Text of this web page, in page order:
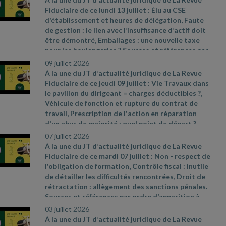
n° 2026- 534 du 25 juin 2026 relative à la lutte
contre les fraudes sociales et fiscales- Décret
2026- 544 du 25 juin 2026, JO du 27-
https://www.economie.gouv.fr/dgccrf/actualites
dgccrf/renovation- energetique- le- gerant-
condamne- une
Fiduciaire de ce lundi 13 juillet : Élu au CSE
d'établissement et heures de délégation, Faute
de gestion : le lien avec l’insuffisance d’actif doit
être démontré, Emballages : une nouvelle taxe
pour les boulangeries ? Sources et références par
ordre d’apparition à l’écran :
presse du ministère de l’Économie du 30 juin
2026, n° 850 - https://www.proconnect.gouv.fr/-
Cass. soc. 24 juin 2026, n° 24- 22792 FSB
09 juillet 2026
À la une du JT d’actualité juridique de La Revue
Fiduciaire de ce jeudi 09 juillet : Vie Travaux dans
le pavillon du dirigeant = charges déductibles ?,
Véhicule de fonction et rupture du contrat de
travail, Prescription de l'action en réparation
d'un abus de majorité : quel point de départ ?
Sources et références par ordre d’apparition à
l’écran : - CAA Versailles n° 24VE01416 du 4 juin
2026 - Cass. soc., 3 juin 2026, n° 25- 11373 FSD (3e
moyen) - Cass. com., 6 mai 2026, n° 25- 11498
07 juillet 2026
À la une du JT d’actualité juridique de La Revue
Fiduciaire de ce mardi 07 juillet : Non - respect de
l'obligation de formation, Contrôle fiscal : inutile
de détailler les difficultés rencontrées, Droit de
rétractation : allègement des sanctions pénales.
Sources et références par ordre d’apparition à
l’écran : - Réponse ministérielle Aviragnet n° 4213,
JO Assemblée nationale du 12 mai 2026- Cass.
03 juillet 2026
À la une du JT d’actualité juridique de La Revue